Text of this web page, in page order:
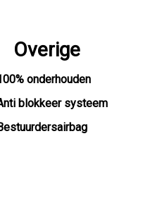
Overige
onderhouden
blokkeer systeem